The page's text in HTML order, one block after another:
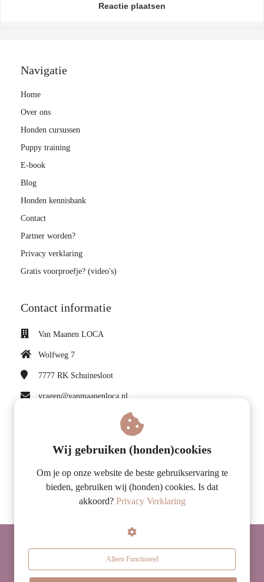
Reactie plaatsen
Navigatie
Home
Over ons
Honden cursussen
Puppy training
E-book
Blog
Honden kennisbank
Contact
Partner worden?
Privacy verklaring
Gratis voorproefje? (video's)
Contact informatie
Van Maanen LOCA
Wolfweg 7
7777 RK Schuinesloot
vragen@vanmaanenloca.nl
BTW nummer: NL860147873B01
Volg ons op Facebook
Wij gebruiken (honden)cookies
Om je op onze website de beste gebruikservaring te
bieden, gebruiken wij (honden) cookies. Is dat
akkoord? Privacy Verklaring
Alleen Functioneel